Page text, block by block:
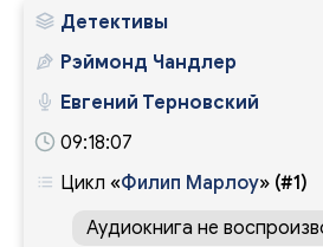
Детективы
Рэймонд Чандлер
Евгений Терновский
09:18:07
Цикл «Филип Марлоу» (#1)
Аудиокнига не